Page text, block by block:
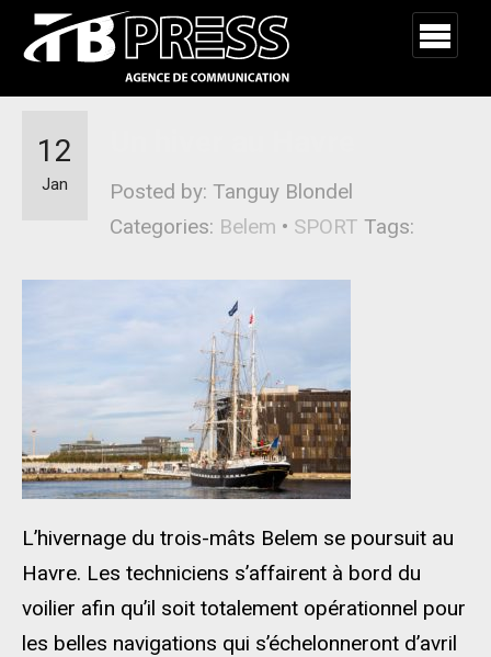
Posted by: Tanguy Blondel
Categories: Belem • SPORT Tags:
12
Jan
L’hivernage du trois-mâts Belem se poursuit au
Havre. Les techniciens s’affairent à bord du
voilier afin qu’il soit totalement opérationnel pour
les belles navigations qui s’échelonneront d’avril